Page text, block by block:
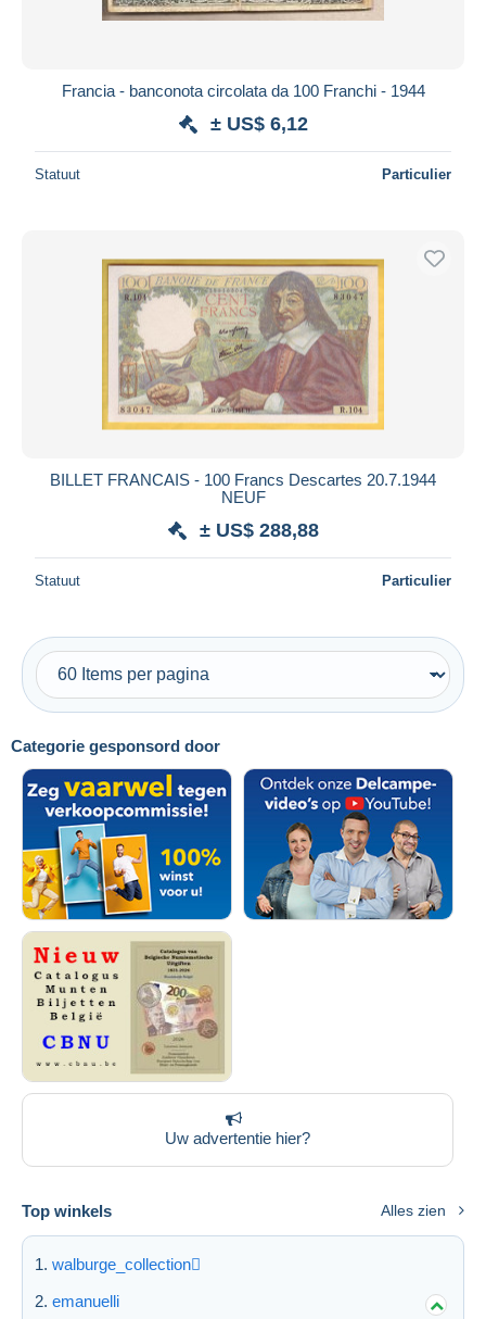
Categorie gesponsord door
Uw advertentie hier?
Top winkels Alles zien
walburge_collection
emanuelli
Francia - banconota circolata da 100 Franchi - 1944
± US$ 6,12
Statuut Particulier
BILLET FRANCAIS - 100 Francs Descartes 20.7.1944
NEUF
± US$ 288,88
Statuut Particulier